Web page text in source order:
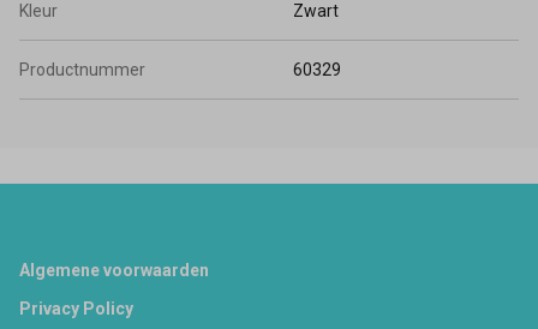
Kleur Zwart
Productnummer 60329
Footer
Algemene voorwaarden
Privacy Policy